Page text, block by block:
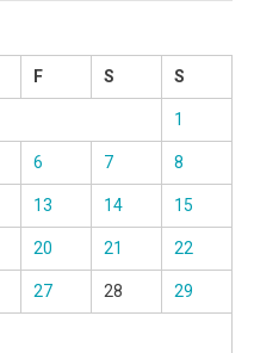
F S S
1
6 7 8
13 14 15
20 21 22
27 28 29